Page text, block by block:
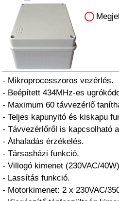
- Mikroprocesszoros vezérlés.
- Beépített 434MHz-es
- Maximum 60 távvezérlő
- Teljes kapunyitó és kiskapu
- Távvezérlőről is kapcsolható
- Áthaladás érzékelés.
- Társasházi funkció.
- Villogó kimenet (230VAC/
- Lassítás funkció.
- Motorkimenet: 2 x 230VAC/